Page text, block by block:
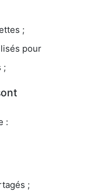
;
pour
;
:
;